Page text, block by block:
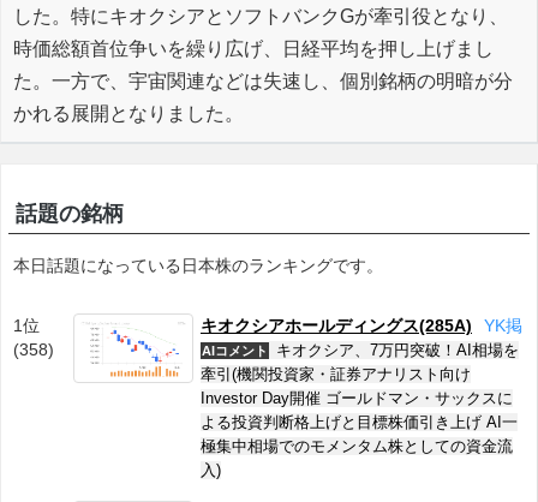
した。特にキオクシアとソフトバンクGが牽引役となり、
時価総額首位争いを繰り広げ、日経平均を押し上げまし
た。一方で、宇宙関連などは失速し、個別銘柄の明暗が分
かれる展開となりました。
話題の銘柄
本日話題になっている日本株のランキングです。
1位
(358)
キオクシアホールディングス(285A) YK掲
AIコメント
キオクシア、7万円突破！AI相場を
牽引(機関投資家・証券アナリスト向け
Investor Day開催 ゴールドマン・サックスに
よる投資判断格上げと目標株価引き上げ AI一
極集中相場でのモメンタム株としての資金流
入)